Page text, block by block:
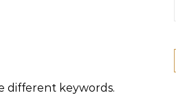
different keywords.